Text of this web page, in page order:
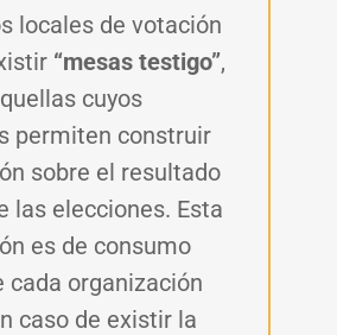
locales de votación
“mesas testigo”,
cuyos
permiten construir
sobre el resultado
las elecciones. Esta
es de consumo
cada organización
caso de existir la